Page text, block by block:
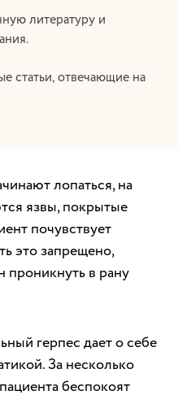
литературу и
статьи, отвечающие на
лопаться, на
язвы, покрытые
почувствует
это запрещено,
проникнуть в рану
герпес дает о себе
За несколько
беспокоят